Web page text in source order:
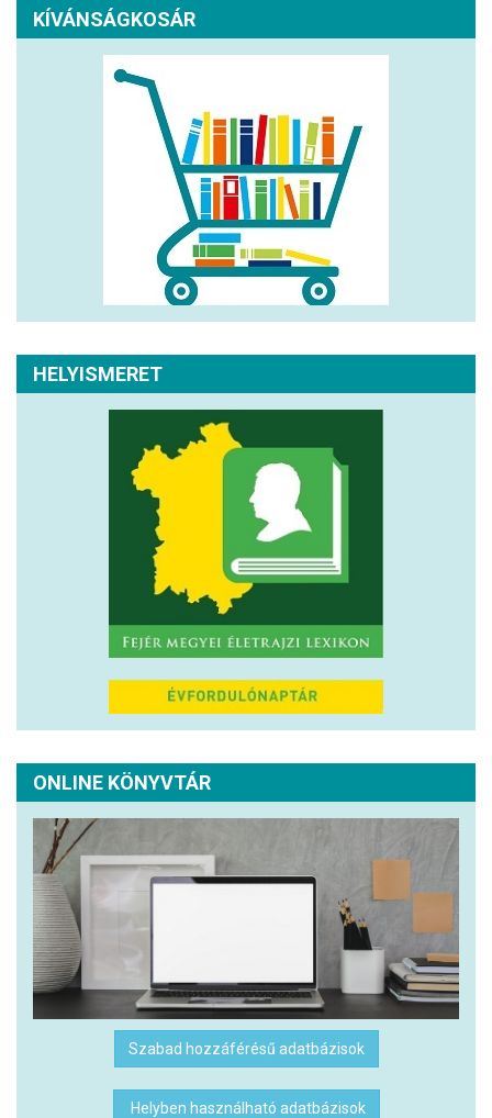
KÍVÁNSÁGKOSÁR
HELYISMERET
ONLINE KÖNYVTÁR
Szabad hozzáférésű adatbázisok
Helyben használható adatbázisok